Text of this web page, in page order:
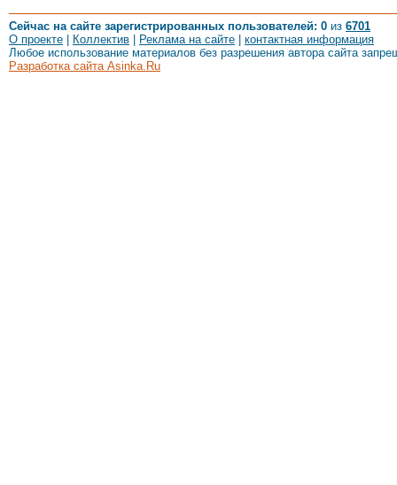
Сейчас на сайте зарегистрированных пользователей: 0 из 6701
О проекте
Коллектив Реклама на сайте
контактная информация
Любое использование материалов без разрешения автора сайта
Разработка сайта Asinka.Ru